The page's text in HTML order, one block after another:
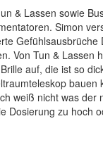
& Lassen sowie
Simon
Gefühlsausbrüche
Von Tun & Lassen
auf, die ist so
bauen
weiß nicht was der
Dosierung zu hoch